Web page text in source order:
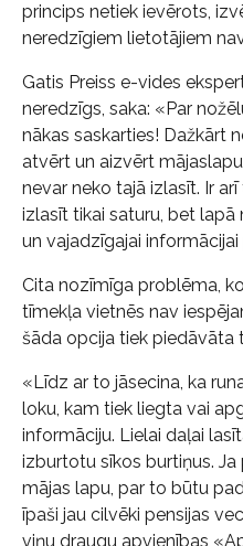
princips netiek ievērots,
neredzīgiem lietotājiem
Gatis Preiss e-vides
neredzīgs, saka: «Par
nākas saskarties! Dažkārt
atvērt un aizvērt
nevar neko tajā izlasīt. Ir
izlasīt tikai saturu, bet
un vajadzīgajai informācijai
Cita nozīmīga problēma,
tīmekļa vietnēs nav
šāda opcija tiek piedāvāta
«Līdz ar to jāsecina, ka
loku, kam tiek liegta vai
informāciju. Lielai daļai
izburtotu sīkos burtiņus.
mājas lapu, par to būtu
īpaši jau cilvēki pensijas
viņu draugu apvienības